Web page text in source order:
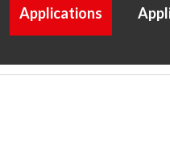
Applications